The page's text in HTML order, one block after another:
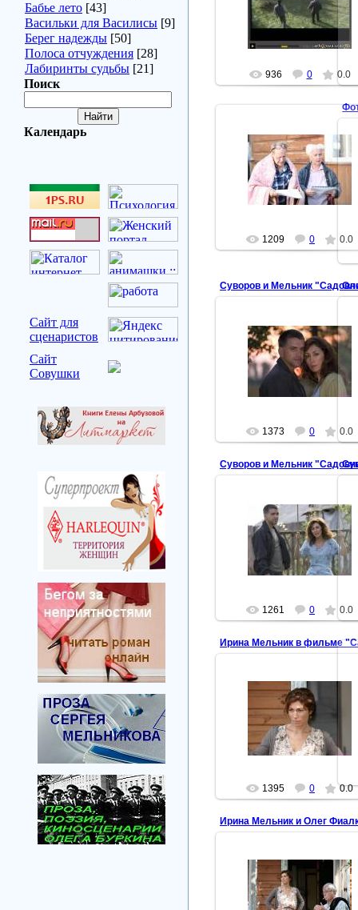
Бабье лето [43]
Васильки для Василисы [9]
Берег надежды [50]
Полоса отчуждения [28]
Лабиринты судьбы [21]
Поиск
Календарь
Сайт для
сценаристов
Сайт
Совушки
Нора
936 0 0.0
2007-10-18
Нора
1209 0 0.0
Суворов и Мельник
2007-10-12
Нора
1373 0 0.0
Суворов и Мельник
2007-10-12
Нора
1261 0 0.0
2007-10-12
Нора
1395 0 0.0
Ирина Мельник и Олег
2007-10-12